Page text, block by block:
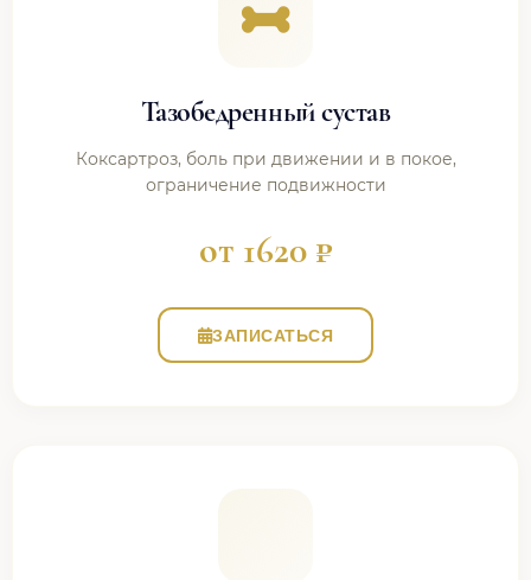
Тазобедренный сустав
Коксартроз, боль при движении и в покое,
ограничение подвижности
от 1620 ₽
ЗАПИСАТЬСЯ